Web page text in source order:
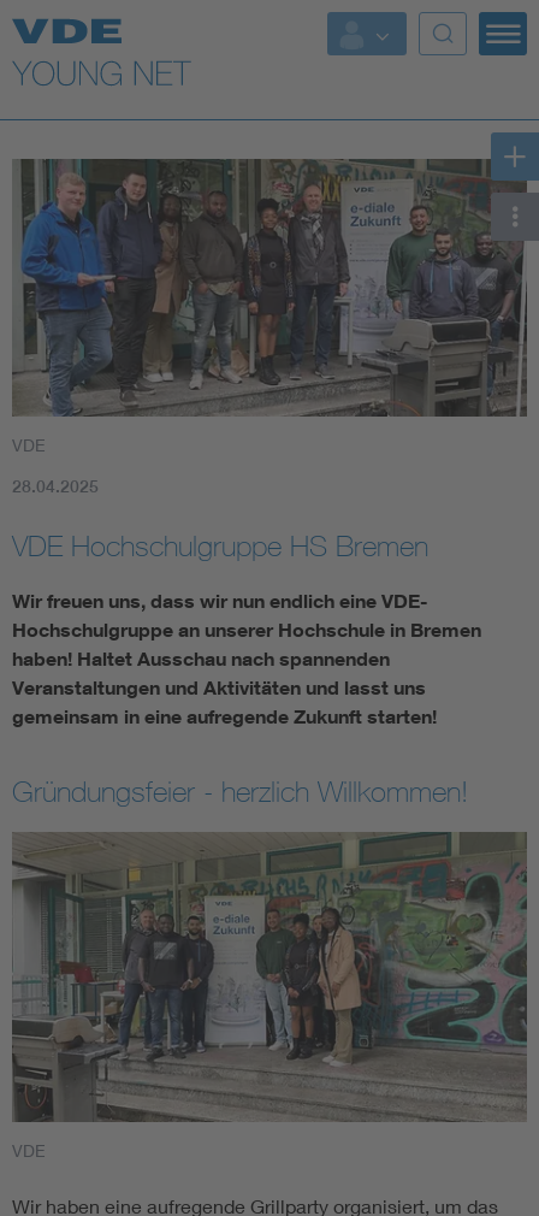
Top Themen
Fokusthemen
Energy
AI & Digital Trust
Health
Mobility
Electromobility
Energy efficiency
Energy storage
Functional safety
VDE
28.04.2025
VDE Hochschulgruppe HS Bremen
Wir freuen uns, dass wir nun endlich eine VDE-
Hochschulgruppe an unserer Hochschule in Bremen
haben! Haltet Ausschau nach spannenden
Veranstaltungen und Aktivitäten und lasst uns
gemeinsam in eine aufregende Zukunft starten!
Gründungsfeier - herzlich Willkommen!
VDE
Wir haben eine aufregende Grillparty organisiert, um das